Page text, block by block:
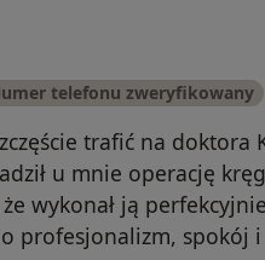
telefonu zweryfikowany
trafić na doktora
u mnie operację
wykonał ją
profesjonalizm, spokój